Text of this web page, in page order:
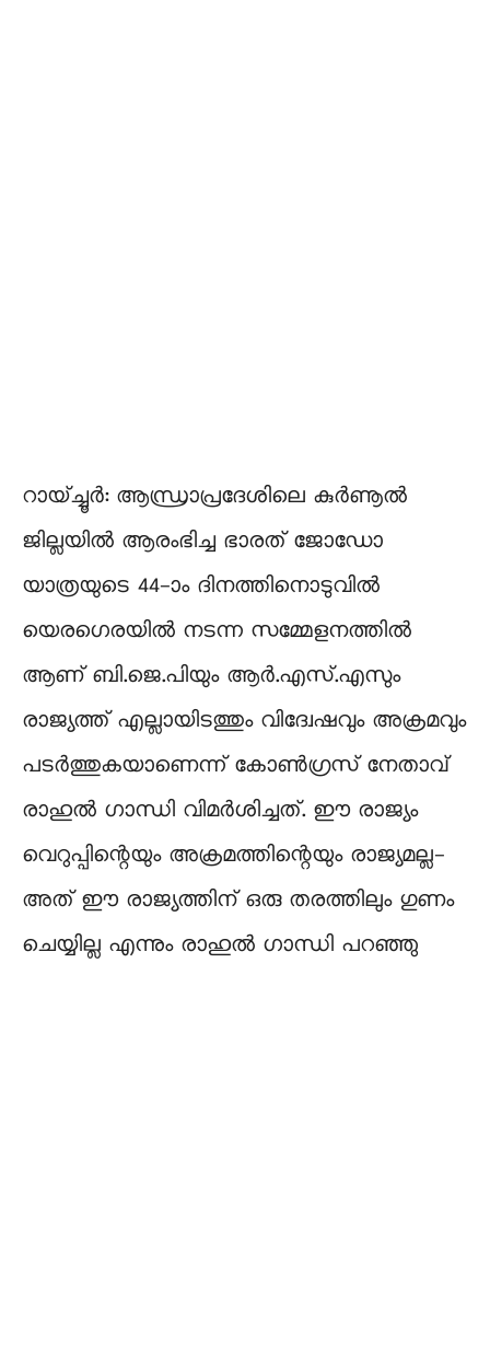
റായ്ച്ചൂർ: ആന്ധ്രാപ്രദേശിലെ കുർണൂൽ
ജില്ലയിൽ ആരംഭിച്ച ഭാരത് ജോഡോ
യാത്രയുടെ 44-ാം ദിനത്തിനൊടുവിൽ
യെരഗെരയിൽ നടന്ന സമ്മേളനത്തിൽ
ആണ് ബി.ജെ.പിയും ആർ.എസ്.എസും
രാജ്യത്ത് എല്ലായിടത്തും വിദ്വേഷവും അക്രമവും
പടർത്തുകയാണെന്ന് കോൺഗ്രസ് നേതാവ്
രാഹുൽ ഗാന്ധി വിമർശിച്ചത്. ഈ രാജ്യം
വെറുപ്പിന്റെയും അക്രമത്തിന്റെയും രാജ്യമല്ല-
അത് ഈ രാജ്യത്തിന് ഒരു തരത്തിലും ഗുണം
ചെയ്യില്ല എന്നും രാഹുൽ ഗാന്ധി പറഞ്ഞു